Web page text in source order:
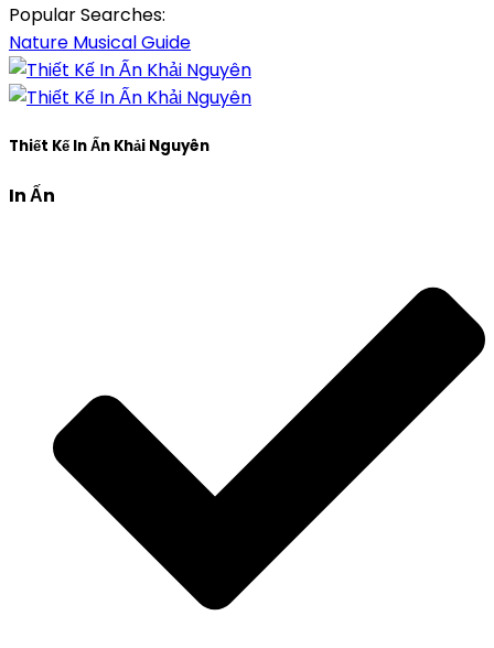
Popular Searches:
Nature MusicalGuide
Thiết Kế In Ấn Khải Nguyên
In Ấn